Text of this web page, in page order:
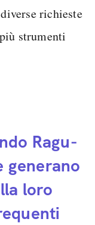
richieste
strumenti
Ragu-
generano
loro